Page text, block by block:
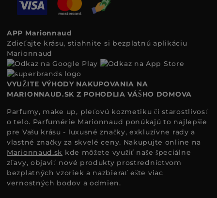
APP Marionnaud
Zdieľajte krásu, stiahnite si bezplatnú aplikáciu
Marionnaud
VYUŽITE VÝHODY NAKUPOVANIA NA
MARIONNAUD.SK Z POHODLIA VÁŠHO DOMOVA
Parfumy, make up, pleťovú kozmetiku či starostlivosť
o telo. Parfumérie Marionnaud ponúkajú to najlepšie
pre Vašu krásu - luxusné značky, exkluzívne rady a
vlastné značky za skvelé ceny. Nakupujte online na
Marionnaud.sk kde môžete využiť naše špeciálne
zľavy, objaviť nové produkty prostredníctvom
bezplatných vzoriek a nazbierať ešte viac
vernostných bodov a odmien.